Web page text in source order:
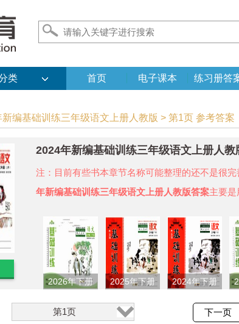
类 首页 电子课本 练习册答
编基础训练三年级语文上册人教版 > 第1页 参考答案
2024年新编基础训练三年级语文上册人教
注：目前有些书本章节名称可能整理的还不是很
年新编基础训练三年级语文上册人教版答案主要是
2026年下册 2025年下册 2024年下册
第1页 下一页